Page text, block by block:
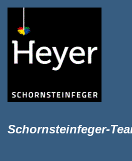
Schornsteinfeger-